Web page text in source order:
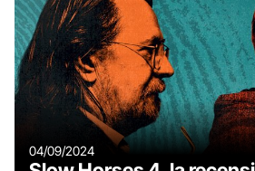
04/09/2024